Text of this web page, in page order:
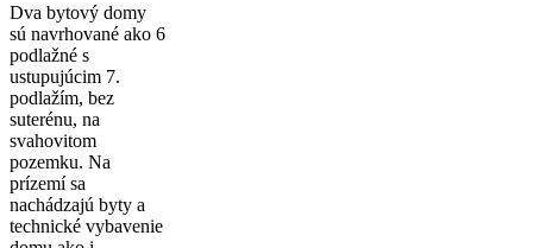
Dva bytový domy
sú navrhované ako 6
podlažné s
ustupujúcim 7.
podlažím, bez
suterénu, na
svahovitom
pozemku. Na
prízemí sa
nachádzajú byty a
technické vybavenie